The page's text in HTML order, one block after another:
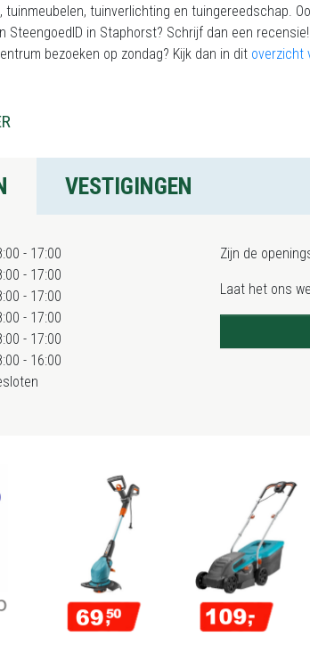
tuinmeubelen, tuinverlichting en tuingereedschap.
SteengoedID in Staphorst? Schrijf dan een
bezoeken op zondag? Kijk dan in dit overzicht
VESTIGINGEN
- 17:00
- 17:00
- 17:00
- 17:00
- 17:00
- 16:00
Zijn de
Laat het ons